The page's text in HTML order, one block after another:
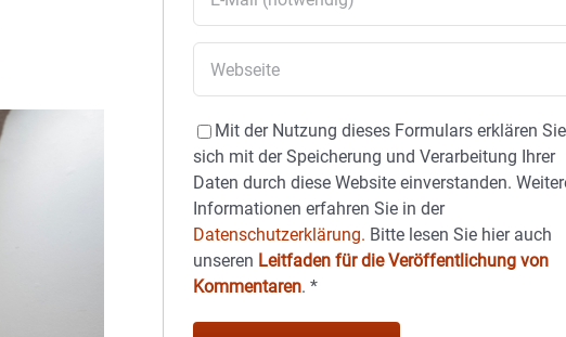
Mit der Nutzung dieses Formulars erklären Sie
sich mit der Speicherung und Verarbeitung Ihrer
Daten durch diese Website einverstanden.
Informationen erfahren Sie in der
Datenschutzerklärung. Bitte lesen Sie hier auch
unseren Leitfaden für die Veröffentlichung von
Kommentaren.*